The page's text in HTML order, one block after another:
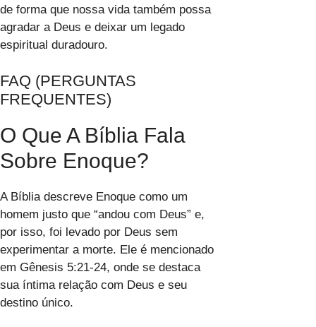
de forma que nossa vida também possa
agradar a Deus e deixar um legado
espiritual duradouro.
FAQ (PERGUNTAS
FREQUENTES)
O Que A Bíblia Fala
Sobre Enoque?
A Bíblia descreve Enoque como um
homem justo que “andou com Deus” e,
por isso, foi levado por Deus sem
experimentar a morte. Ele é mencionado
em Gênesis 5:21-24, onde se destaca
sua íntima relação com Deus e seu
destino único.